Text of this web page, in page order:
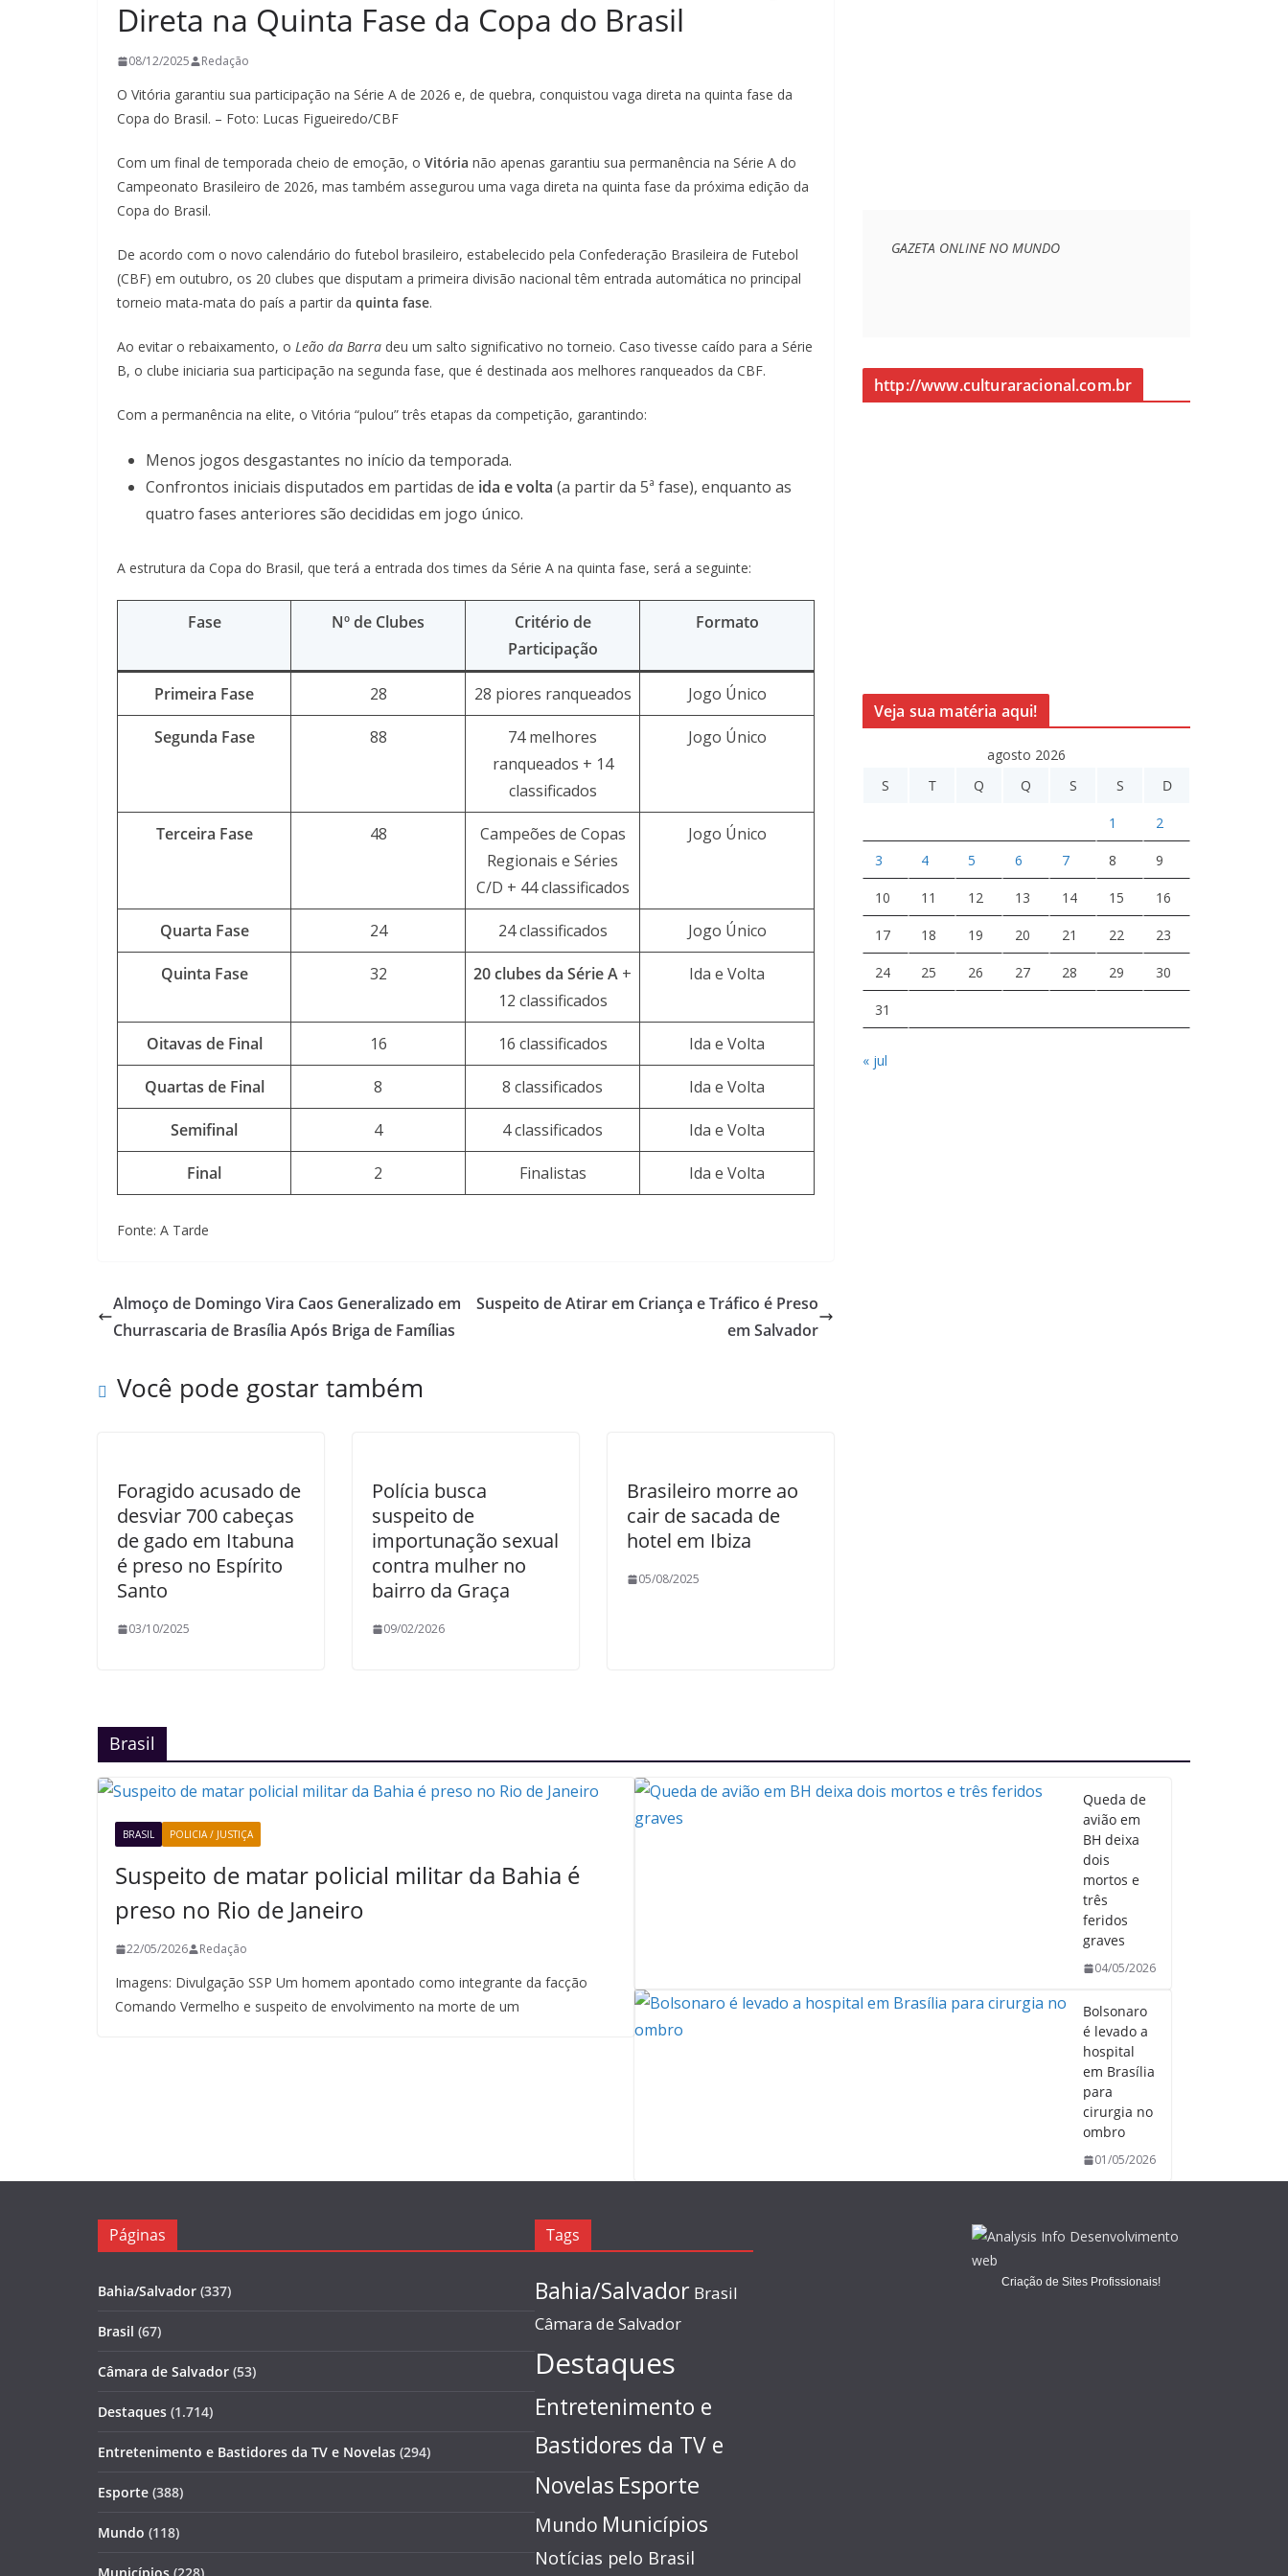
Direta na Quinta Fase da Copa do Brasil
08/12/2025 Redação
O Vitória garantiu sua participação na Série A de 2026 e, de quebra, conquistou vaga direta na quinta fase da
Copa do Brasil. – Foto: Lucas Figueiredo/CBF
Com um final de temporada cheio de emoção, o Vitória não apenas garantiu sua permanência na Série A do
Campeonato Brasileiro de 2026, mas também assegurou uma vaga direta na quinta fase da próxima edição da
Copa do Brasil.
De acordo com o novo calendário do futebol brasileiro, estabelecido pela Confederação Brasileira de Futebol
(CBF) em outubro, os 20 clubes que disputam a primeira divisão nacional têm entrada automática no principal
torneio mata-mata do país a partir da quinta fase.
Ao evitar o rebaixamento, o Leão da Barra deu um salto significativo no torneio. Caso tivesse caído para a Série
B, o clube iniciaria sua participação na segunda fase, que é destinada aos melhores ranqueados da CBF.
Com a permanência na elite, o Vitória “pulou” três etapas da competição, garantindo:
Menos jogos desgastantes no início da temporada.
Confrontos iniciais disputados em partidas de ida e volta (a partir da 5ª fase), enquanto as
quatro fases anteriores são decididas em jogo único.
A estrutura da Copa do Brasil, que terá a entrada dos times da Série A na quinta fase, será a seguinte:
Fase Nº de Clubes
Critério de
Participação
Formato
Primeira Fase 28 28 piores ranqueados Jogo Único
Segunda Fase 88
74 melhores
ranqueados + 14
classificados
Jogo Único
Terceira Fase 48
Campeões de Copas
Regionais e Séries
C/D + 44 classificados
Jogo Único
Quarta Fase 24 24 classificados Jogo Único
Quinta Fase 32 20 clubes da Série A +
12 classificados
Ida e Volta
Oitavas de Final 16 16 classificados Ida e Volta
Quartas de Final 8 8 classificados Ida e Volta
Semifinal 4 4 classificados Ida e Volta
Final 2 Finalistas Ida e Volta
Fonte: A Tarde
Almoço de Domingo Vira Caos Generalizado em
Churrascaria de Brasília Após Briga de Famílias
Suspeito de Atirar em Criança e Tráfico é Preso
em Salvador
Você pode gostar também
Foragido acusado de
desviar 700 cabeças
de gado em Itabuna
é preso no Espírito
Santo
03/10/2025
Polícia busca
suspeito de
importunação sexual
contra mulher no
bairro da Graça
09/02/2026
Brasileiro morre ao
cair de sacada de
hotel em Ibiza
05/08/2025
GAZETA ONLINE NO MUNDO
http://www.culturaracional.com.br
Veja sua matéria aqui!
agosto 2026
S
T Q Q S S D
1 2
3 4 5 6 7 8 9
10 11 12 13 14 15 16
17 18 19 20 21 22 23
24 25 26 27 28 29 30
31
« jul
Brasil
BRASIL POLICIA / JUSTIÇA
Suspeito de matar policial militar da Bahia é
preso no Rio de Janeiro
22/05/2026 Redação
Imagens: Divulgação SSP Um homem apontado como integrante da facção
Comando Vermelho e suspeito de envolvimento na morte de um
Queda de
avião em
BH deixa
dois
mortos e
três
feridos
graves
04/05/2026
Bolsonaro
é levado a
hospital
em Brasília
para
cirurgia no
ombro
01/05/2026
Páginas
Bahia/Salvador (337)
Brasil (67)
Câmara de Salvador (53)
Destaques (1.714)
Entretenimento e Bastidores da TV e Novelas (294)
Esporte (388)
Mundo (118)
Tags
Bahia/Salvador Brasil
Câmara de Salvador
Destaques
Entretenimento e
Bastidores da TV e
Novelas Esporte
Mundo Municípios
Notícias pelo Brasil
Criação de Sites Profissionais!